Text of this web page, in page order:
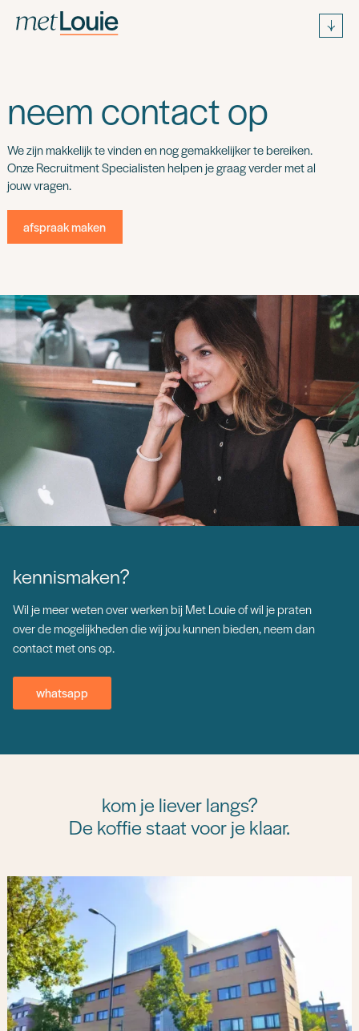
neem contact op
We zijn makkelijk te vinden en nog gemakkelijker te bereiken.
Onze Recruitment Specialisten helpen je graag verder met al
jouw vragen.
afspraak maken
kennismaken?
Wil je meer weten over werken bij Met Louie of wil je praten
over de mogelijkheden die wij jou kunnen bieden, neem dan
contact met ons op.
whatsapp
kom je liever langs?
De koffie staat voor je klaar.